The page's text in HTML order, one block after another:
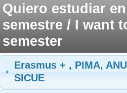
Quiero estudiar
semestre / I want
semester
Erasmus + , PIMA,
SICUE